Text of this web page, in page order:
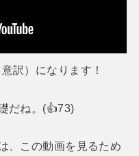
訳）になります！
だね。(👍73)
、この動画を見るため